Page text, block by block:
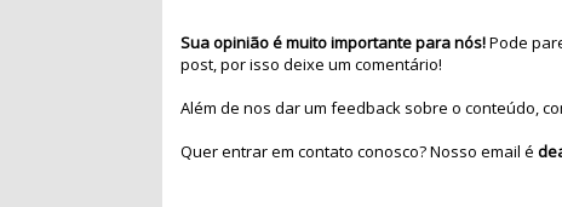
Sua opinião é muito importante para nós!Pode
post, por isso deixe um comentário!
Além de nos dar um feedback sobre o conteúdo,
Quer entrar em contato conosco? Nosso email é